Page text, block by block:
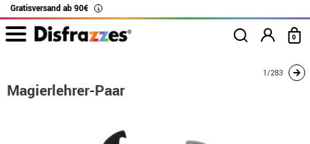
Gratisversand ab 90€ i
0
Magierlehrer-Paar
1/283
Magierlehrer-Paar